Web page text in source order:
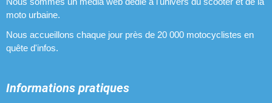
moto urbaine.
Nous accueillons chaque jour près de 20 000 motocyclistes en
quête d'infos.
Informations pratiques